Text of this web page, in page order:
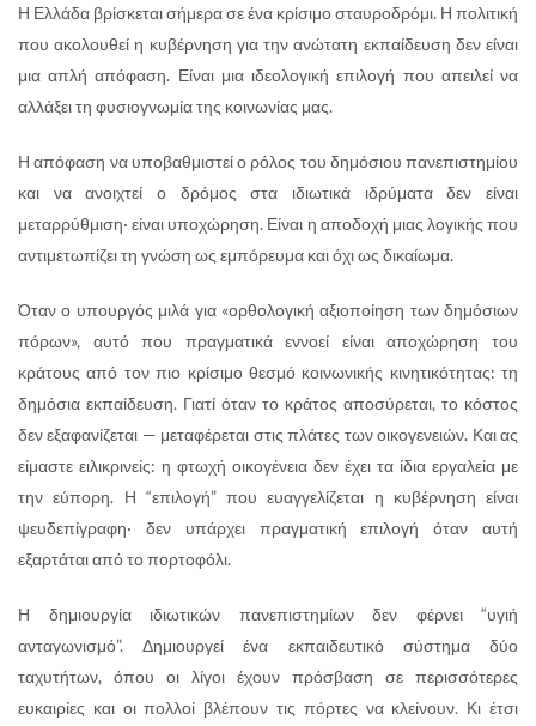
Η Ελλάδα βρίσκεται σήμερα σε ένα κρίσιμο σταυροδρόμι. Η πολιτική
που ακολουθεί η κυβέρνηση για την ανώτατη εκπαίδευση δεν είναι
μια απλή απόφαση. Είναι μια ιδεολογική επιλογή που απειλεί να
αλλάξει τη φυσιογνωμία της κοινωνίας μας.
Η απόφαση να υποβαθμιστεί ο ρόλος του δημόσιου πανεπιστημίου
και να ανοιχτεί ο δρόμος στα ιδιωτικά ιδρύματα δεν είναι
μεταρρύθμιση· είναι υποχώρηση. Είναι η αποδοχή μιας λογικής που
αντιμετωπίζει τη γνώση ως εμπόρευμα και όχι ως δικαίωμα.
Όταν ο υπουργός μιλά για «ορθολογική αξιοποίηση των δημόσιων
πόρων», αυτό που πραγματικά εννοεί είναι αποχώρηση του
κράτους από τον πιο κρίσιμο θεσμό κοινωνικής κινητικότητας: τη
δημόσια εκπαίδευση. Γιατί όταν το κράτος αποσύρεται, το κόστος
δεν εξαφανίζεται — μεταφέρεται στις πλάτες των οικογενειών. Και ας
είμαστε ειλικρινείς: η φτωχή οικογένεια δεν έχει τα ίδια εργαλεία με
την εύπορη. Η “επιλογή” που ευαγγελίζεται η κυβέρνηση είναι
ψευδεπίγραφη· δεν υπάρχει πραγματική επιλογή όταν αυτή
εξαρτάται από το πορτοφόλι.
Η δημιουργία ιδιωτικών πανεπιστημίων δεν φέρνει “υγιή
ανταγωνισμό”. Δημιουργεί ένα εκπαιδευτικό σύστημα δύο
ταχυτήτων, όπου οι λίγοι έχουν πρόσβαση σε περισσότερες
ευκαιρίες και οι πολλοί βλέπουν τις πόρτες να κλείνουν. Κι έτσι